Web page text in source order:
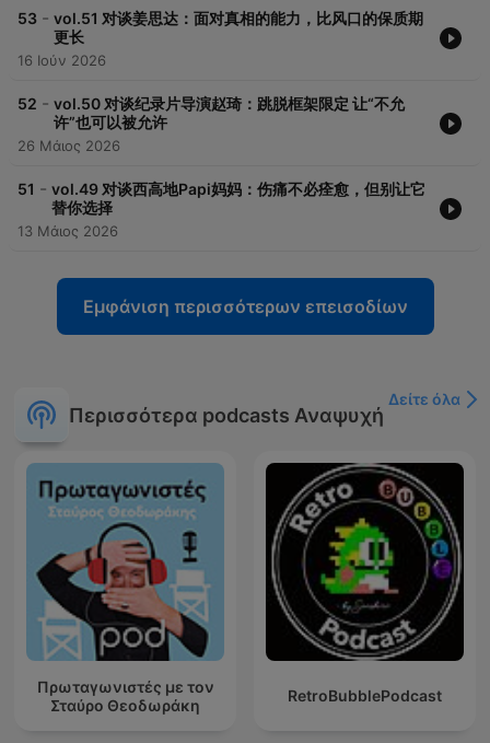
53 - vol.51 对谈姜思达：面对真相的能力，比风口的保质期
更长
16 Ιούν 2026
52 - vol.50 对谈纪录片导演赵琦：跳脱框架限定 让“不允
许”也可以被允许
26 Μάιος 2026
51 - vol.49 对谈西高地Papi妈妈：伤痛不必痊愈，但别让它
替你选择
13 Μάιος 2026
Εμφάνιση περισσότερων επεισοδίων
Περισσότερα podcasts Αναψυχή
Δείτε όλα
Πρωταγωνιστές με τον
Σταύρο Θεοδωράκη
RetroBubblePodcast